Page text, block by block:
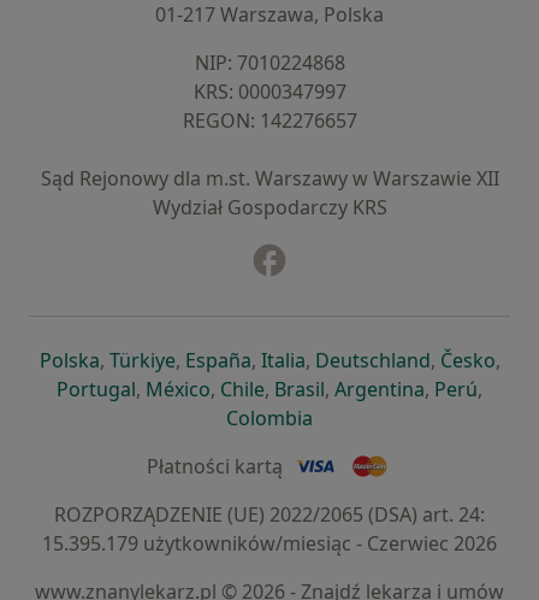
01-217 Warszawa, Polska
NIP: ⁠7010224868
KRS: ⁠0000347997
REGON: ⁠142276657
Sąd Rejonowy dla m.st. Warszawy w Warszawie XII
Wydział Gospodarczy KRS
Polskaotwiera się w nowej karcie
, Türkiyeotwiera się w nowej karcie
, Españaotwiera się w nowej karcie
, Italiaotwiera się w nowej
, Deutschlandotwiera się
, Česko,
Portugalotwiera się w nowej karcie
, Méxicootwiera się w nowej karcie
, Chileotwiera się w nowej karcie
, Brasilotwiera się w nowej
, Argentinaotwiera się
, Perú,
Colombia
Płatności kartą
ROZPORZĄDZENIE (UE) 2022/2065 (DSA) art. 24:
15.395.179 użytkowników/miesiąc - Czerwiec 2026
www.znanylekarz.pl © 2026 - Znajdź lekarza i umów